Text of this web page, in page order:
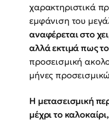
χαρακτηριστικά
εμφάνιση του
αναφέρεται στο
αλλά εκτιμά πως
προσεισμική
μήνες
Η μετασεισμική
μέχρι το